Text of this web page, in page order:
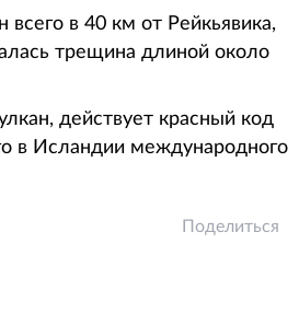
в 40 км от Рейкьявика,
трещина длиной около
действует красный код
в Исландии международного
Поделиться